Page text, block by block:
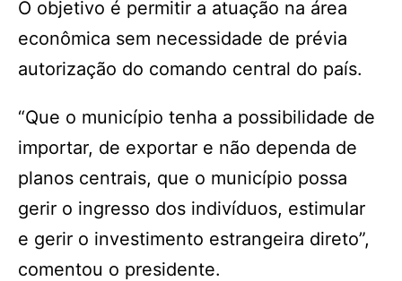
O objetivo é permitir a atuação na área
econômica sem necessidade de prévia
autorização do comando central do país.
“Que o município tenha a possibilidade de
importar, de exportar e não dependa de
planos centrais, que o município possa
gerir o ingresso dos indivíduos, estimular
e gerir o investimento estrangeira direto”,
comentou o presidente.